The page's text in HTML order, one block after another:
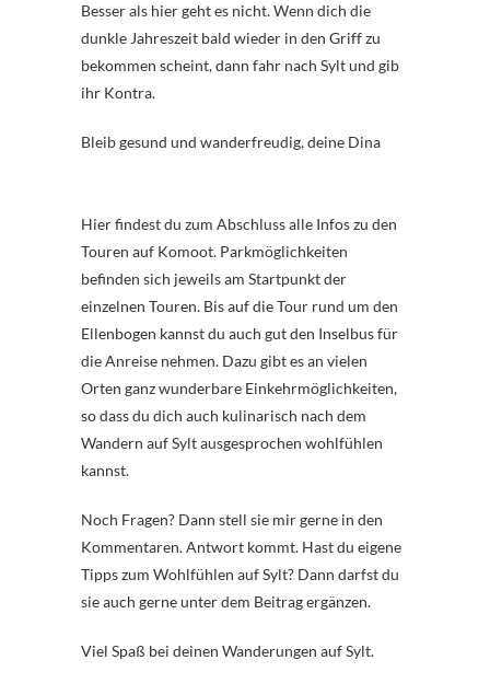
Besser als hier geht es nicht. Wenn dich die
dunkle Jahreszeit bald wieder in den Griff zu
bekommen scheint, dann fahr nach Sylt und gib
ihr Kontra.
Bleib gesund und wanderfreudig, deine Dina
Hier findest du zum Abschluss alle Infos zu den
Touren auf Komoot. Parkmöglichkeiten
befinden sich jeweils am Startpunkt der
einzelnen Touren. Bis auf die Tour rund um den
Ellenbogen kannst du auch gut den Inselbus für
die Anreise nehmen. Dazu gibt es an vielen
Orten ganz wunderbare Einkehrmöglichkeiten,
so dass du dich auch kulinarisch nach dem
Wandern auf Sylt ausgesprochen wohlfühlen
kannst.
Noch Fragen? Dann stell sie mir gerne in den
Kommentaren. Antwort kommt. Hast du eigene
Tipps zum Wohlfühlen auf Sylt? Dann darfst du
sie auch gerne unter dem Beitrag ergänzen.
Viel Spaß bei deinen Wanderungen auf Sylt.